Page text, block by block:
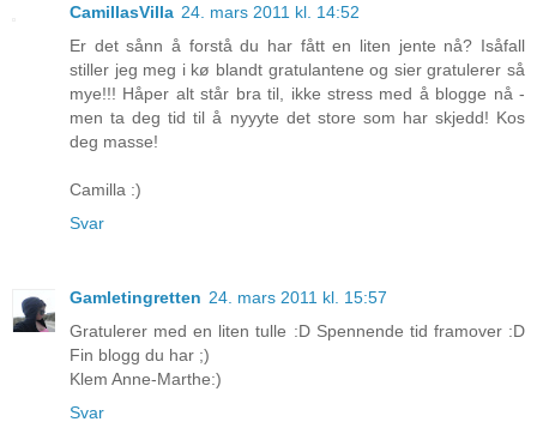
CamillasVilla 24. mars 2011 kl. 14:52
Er det sånn å forstå du har fått en liten jente nå? Isåfall
stiller jeg meg i kø blandt gratulantene og sier gratulerer så
mye!!! Håper alt står bra til, ikke stress med å blogge nå -
men ta deg tid til å nyyyte det store som har skjedd! Kos
deg masse!
Camilla :)
Svar
Gamletingretten 24. mars 2011 kl. 15:57
Gratulerer med en liten tulle :D Spennende tid framover :D
Fin blogg du har ;)
Klem Anne-Marthe:)
Svar